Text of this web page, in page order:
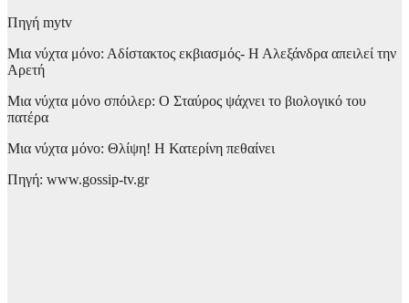
Πηγή mytv
Μια νύχτα μόνο: Αδίστακτος εκβιασμός- Η Αλεξάνδρα απειλεί την
Αρετή
Μια νύχτα μόνο σπόιλερ: Ο Σταύρος ψάχνει το βιολογικό του
πατέρα
Μια νύχτα μόνο: Θλίψη! Η Κατερίνη πεθαίνει
Πηγή: www.gossip-tv.gr